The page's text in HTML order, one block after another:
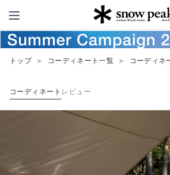
Snow Peak
トップ ＞ コーディネート一覧 ＞ コーディネ
コーディネート レビュー